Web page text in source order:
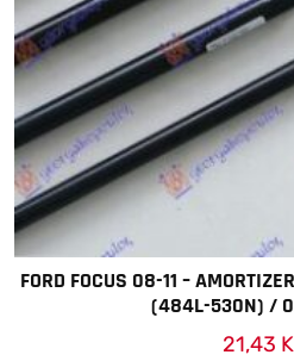
FORD FOCUS 08-11 –
(484L-530N) /
21,43